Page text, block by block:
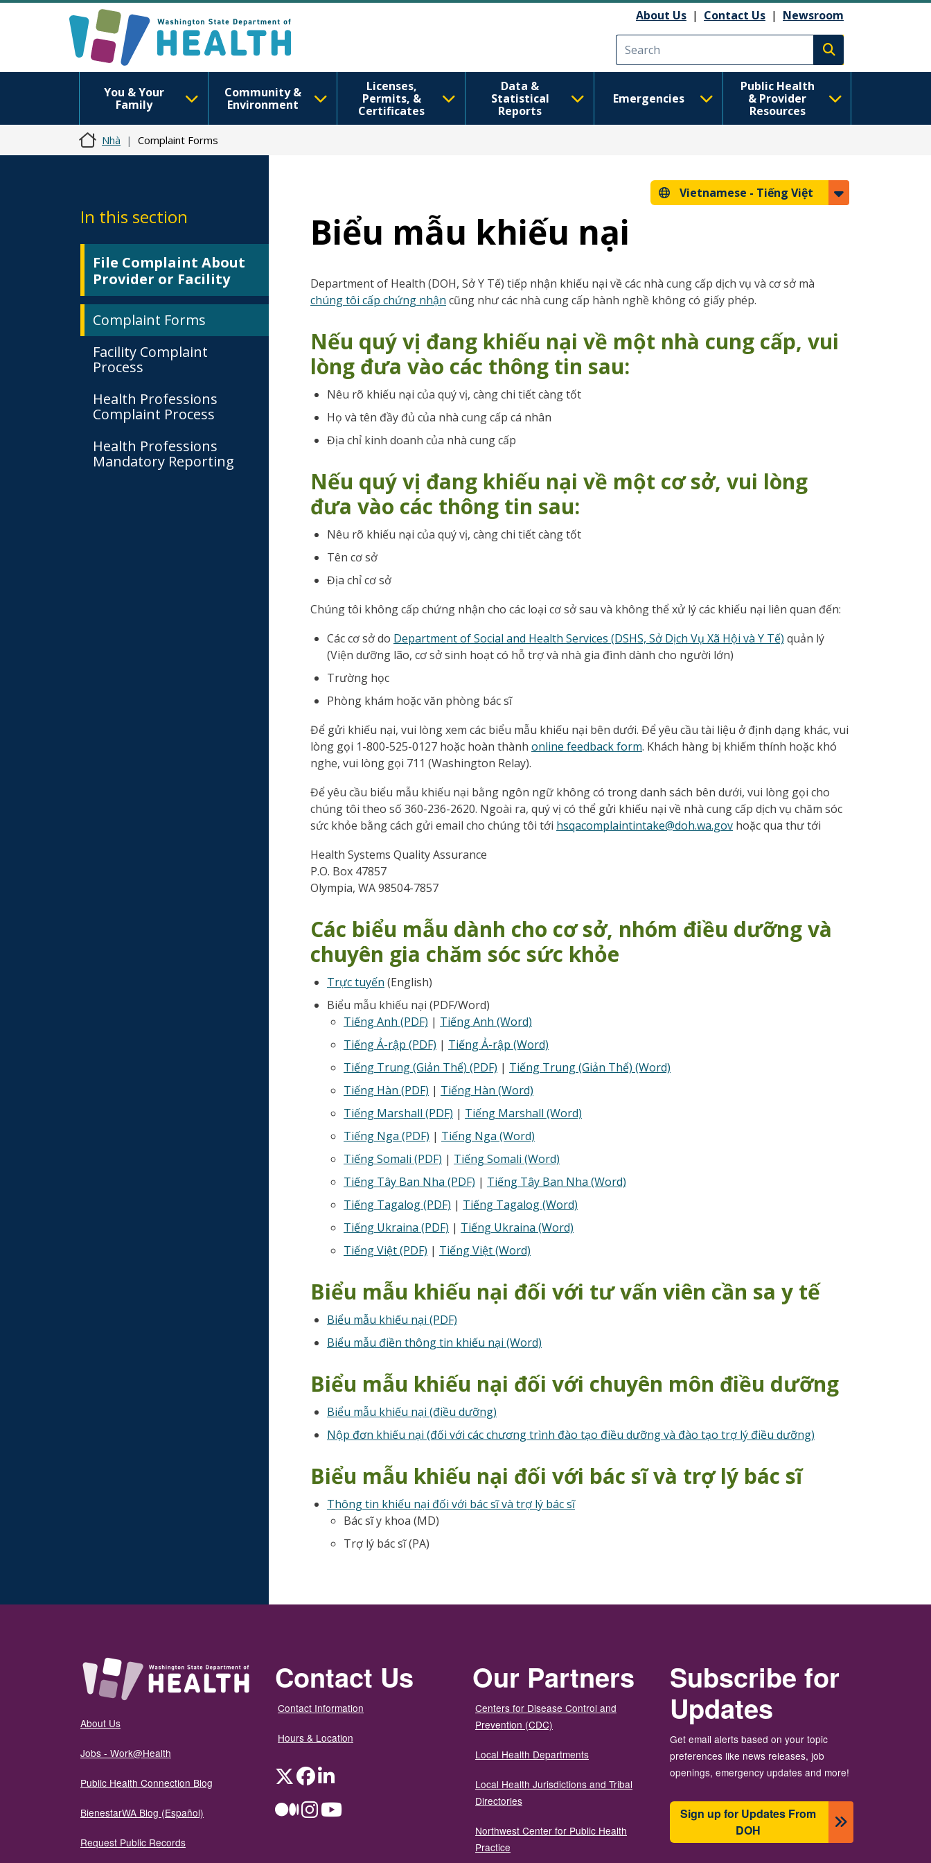
About Us | Contact Us | Newsroom
Execute search
You & Your
Family
Community &
Environment
Licenses,
Permits, &
Certificates
Data &
Statistical
Reports
Emergencies
Public Health
& Provider
Resources
Nhà Complaint Forms
In this section
File Complaint About
Provider or Facility
Complaint Forms
Facility Complaint
Process
Health Professions
Complaint Process
Health Professions
Mandatory Reporting
Vietnamese - Tiếng Việt
Biểu mẫu khiếu nại
Department of Health (DOH, Sở Y Tế) tiếp nhận khiếu nại về các nhà cung cấp dịch vụ và cơ sở mà
chúng tôi cấp chứng nhận cũng như các nhà cung cấp hành nghề không có giấy phép.
Nếu quý vị đang khiếu nại về một nhà cung cấp, vui
lòng đưa vào các thông tin sau:
Nêu rõ khiếu nại của quý vị, càng chi tiết càng tốt
Họ và tên đầy đủ của nhà cung cấp cá nhân
Địa chỉ kinh doanh của nhà cung cấp
Nếu quý vị đang khiếu nại về một cơ sở, vui lòng
đưa vào các thông tin sau:
Nêu rõ khiếu nại của quý vị, càng chi tiết càng tốt
Tên cơ sở
Địa chỉ cơ sở
Chúng tôi không cấp chứng nhận cho các loại cơ sở sau và không thể xử lý các khiếu nại liên quan đến:
Các cơ sở do Department of Social and Health Services (DSHS, Sở Dịch Vụ Xã Hội và Y Tế) quản lý
(Viện dưỡng lão, cơ sở sinh hoạt có hỗ trợ và nhà gia đình dành cho người lớn)
Trường học
Phòng khám hoặc văn phòng bác sĩ
Để gửi khiếu nại, vui lòng xem các biểu mẫu khiếu nại bên dưới. Để yêu cầu tài liệu ở định dạng khác, vui
lòng gọi 1-800-525-0127 hoặc hoàn thành online feedback form. Khách hàng bị khiếm thính hoặc khó
nghe, vui lòng gọi 711 (Washington Relay).
Để yêu cầu biểu mẫu khiếu nại bằng ngôn ngữ không có trong danh sách bên dưới, vui lòng gọi cho
chúng tôi theo số 360-236-2620. Ngoài ra, quý vị có thể gửi khiếu nại về nhà cung cấp dịch vụ chăm sóc
sức khỏe bằng cách gửi email cho chúng tôi tới hsqacomplaintintake@doh.wa.gov hoặc qua thư tới
Health Systems Quality Assurance
P.O. Box 47857
Olympia, WA 98504-7857
Các biểu mẫu dành cho cơ sở, nhóm điều dưỡng và
chuyên gia chăm sóc sức khỏe
Trực tuyến (English)
Biểu mẫu khiếu nại (PDF/Word)
Tiếng Anh (PDF) | Tiếng Anh (Word)
Tiếng Ả-rập (PDF) | Tiếng Ả-rập (Word)
Tiếng Trung (Giản Thể) (PDF) | Tiếng Trung (Giản Thể) (Word)
Tiếng Hàn (PDF) | Tiếng Hàn (Word)
Tiếng Marshall (PDF) | Tiếng Marshall (Word)
Tiếng Nga (PDF) | Tiếng Nga (Word)
Tiếng Somali (PDF) | Tiếng Somali (Word)
Tiếng Tây Ban Nha (PDF) | Tiếng Tây Ban Nha (Word)
Tiếng Tagalog (PDF) | Tiếng Tagalog (Word)
Tiếng Ukraina (PDF) | Tiếng Ukraina (Word)
Tiếng Việt (PDF) | Tiếng Việt (Word)
Biểu mẫu khiếu nại đối với tư vấn viên cần sa y tế
Biểu mẫu khiếu nại (PDF)
Biểu mẫu điền thông tin khiếu nại (Word)
Biểu mẫu khiếu nại đối với chuyên môn điều dưỡng
Biểu mẫu khiếu nại (điều dưỡng)
Nộp đơn khiếu nại (đối với các chương trình đào tạo điều dưỡng và đào tạo trợ lý điều dưỡng)
Biểu mẫu khiếu nại đối với bác sĩ và trợ lý bác sĩ
Thông tin khiếu nại đối với bác sĩ và trợ lý bác sĩ
Bác sĩ y khoa (MD)
Trợ lý bác sĩ (PA)
About Us
Jobs - Work@Health
Public Health Connection Blog
BienestarWA Blog (Español)
Request Public Records
Contact Us
Contact Information
Hours & Location
TwitterFacebookLinkedIn
MediumInstagramYouTube
Our Partners
Centers for Disease Control and
Prevention (CDC)
Local Health Departments
Local Health Jurisdictions and Tribal
Directories
Northwest Center for Public Health
Practice
Subscribe for
Updates
Get email alerts based on your topic
preferences like news releases, job
openings, emergency updates and more!
Sign up for Updates From
DOH